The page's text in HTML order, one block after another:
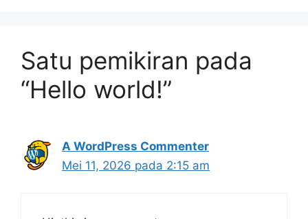
Satu pemikiran pada
“Hello world!”
A WordPress Commenter
Mei 11, 2026 pada 2:15 am